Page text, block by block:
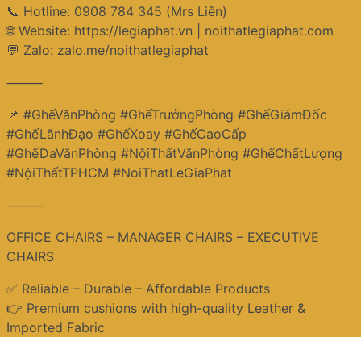
📞 Hotline: 0908 784 345 (Mrs Liên)
🌐 Website: https://legiaphat.vn | noithatlegiaphat.com
💬 Zalo: zalo.me/noithatlegiaphat
⸻
📌 #GhếVănPhòng #GhếTrưởngPhòng #GhếGiámĐốc
#GhếLãnhĐạo #GhếXoay #GhếCaoCấp
#GhếDaVănPhòng #NộiThấtVănPhòng #GhếChấtLượng
#NộiThấtTPHCM #NoiThatLeGiaPhat
⸻
OFFICE CHAIRS – MANAGER CHAIRS – EXECUTIVE
CHAIRS
✅ Reliable – Durable – Affordable Products
👉 Premium cushions with high-quality Leather &
Imported Fabric